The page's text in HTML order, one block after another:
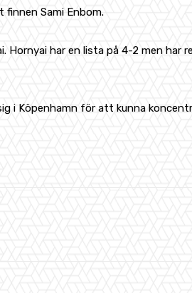
Sami Enbom.
Hornyai har en lista på 4-2 men
i Köpenhamn för att kunna